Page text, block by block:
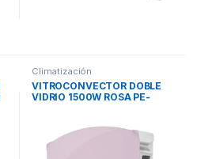
Climatización
VITROCONVECTOR DOBLE
VIDRIO 1500W ROSA PE-